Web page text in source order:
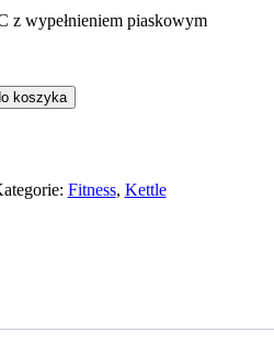
z wypełnieniem piaskowym
koszyka
Fitness, Kettle